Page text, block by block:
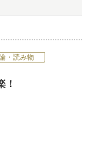
・読み物
！